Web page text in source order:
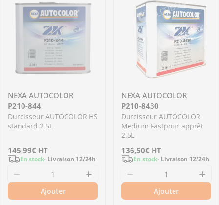
NEXA AUTOCOLOR
P210-844
Durcisseur AUTOCOLOR HS
standard 2.5L
Prix
régulier
145,99€ HT
En stock- Livraison 12/24h
Diminuer la quantité pour P210-844 -
Augmenter la quantité pour
Ajouter
NEXA AUTOCOLOR
P210-8430
Durcisseur AUTOCOLOR
Medium Fastpour apprêt
2.5L
Prix
régulier
136,50€ HT
En stock- Livraison 12/24h
Diminuer la
Ajouter